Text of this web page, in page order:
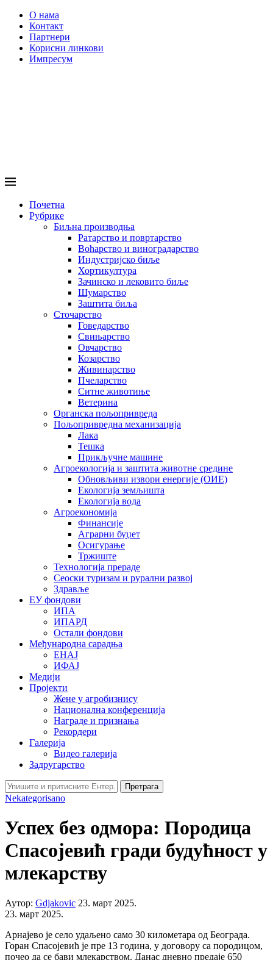
О нама
Контакт
Партнери
Корисни линкови
Импресум
Почетна
Рубрике
Биљна производња
Ратарство и повртарство
Воћарство и виноградарство
Индустријско биље
Хортикултура
Зачинско и лековито биље
Шумарство
Заштита биља
Сточарство
Говедарство
Свињарство
Овчарство
Козарство
Живинарство
Пчеларство
Ситне животиње
Ветерина
Органска пољопривреда
Пољопривредна механизација
Лака
Тешка
Прикључне машине
Агроекологија и заштита животне средине
Обновљиви извори енергије (ОИЕ)
Екологија земљишта
Екологија вода
Агроекономија
Финансије
Аграрни буџет
Осигурање
Тржиште
Технологија прераде
Сеоски туризам и рурални развој
Здравље
ЕУ фондови
ИПА
ИПАРД
Остали фондови
Међународна сарадња
ЕНАЈ
ИФАЈ
Медији
Пројекти
Жене у агробизнису
Национална конференција
Награде и признања
Рекордери
Галерија
Видео галерија
Задругарство
Претрага
Nekategorisano
Успех без одмора: Породица
Спасојевић гради будућност у
млекарству
Аутор: Gdjakovic 23. март 2025.
23. март 2025.
Арнајево је село удаљено само 30 километара од Београда.
Горан Спасојевић је пре 13 година, у договору са породицом,
почео да се бави млекарством. Данас дневно предаје 650